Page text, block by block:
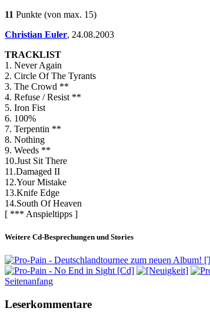
11 Punkte (von max. 15)
Christian Euler, 24.08.2003
TRACKLIST
1. Never Again
2. Circle Of The Tyrants
3. The Crowd **
4. Refuse / Resist **
5. Iron Fist
6. 100%
7. Terpentin **
8. Nothing
9. Weeds **
10.Just Sit There
11.Damaged II
12.Your Mistake
13.Knife Edge
14.South Of Heaven
[ *** Anspieltipps ]
Weitere Cd-Besprechungen und Stories
Seitenanfang
Leserkommentare